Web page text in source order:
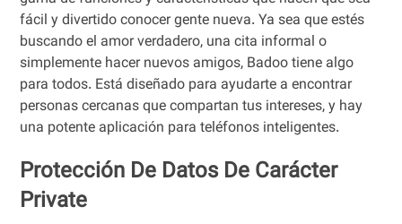
fácil y divertido conocer gente nueva. Ya sea que estés
buscando el amor verdadero, una cita informal o
simplemente hacer nuevos amigos, Badoo tiene algo
para todos. Está diseñado para ayudarte a encontrar
personas cercanas que compartan tus intereses, y hay
una potente aplicación para teléfonos inteligentes.
Protección De Datos De Carácter
Private